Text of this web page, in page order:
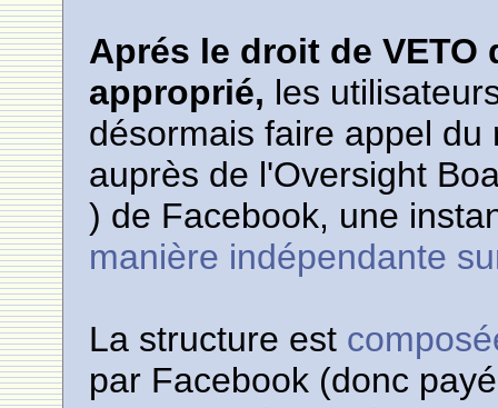
Aprés le droit de VETO
approprié, les
désormais faire appel
auprès de l'Oversight
) de Facebook, une
manière indépendante
La structure est
par Facebook (donc